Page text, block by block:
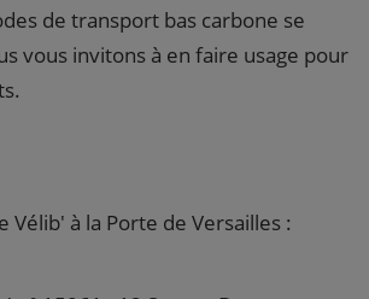
de transport bas carbone se
vous invitons à en faire usage pour
Vélib' à la Porte de Versailles :